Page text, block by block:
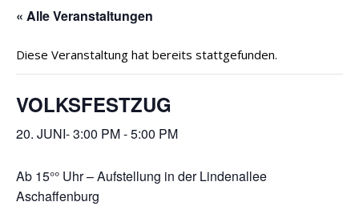
« Alle Veranstaltungen
Diese Veranstaltung hat bereits stattgefunden.
VOLKSFESTZUG
20. JUNI- 3:00 PM-5:00 PM
Ab 15°° Uhr – Aufstellung in der Lindenallee
Aschaffenburg